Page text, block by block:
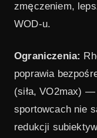
zmęczeniem,
WOD-u.
Ograniczenia:
poprawia
(siła, VO2max)
sportowcach nie
redukcji